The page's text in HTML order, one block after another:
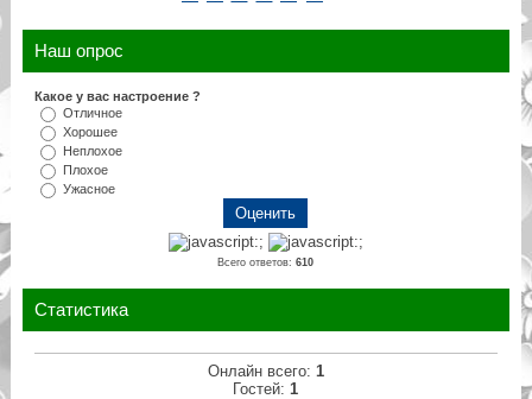
Наш опрос
Какое у вас настроение ?
Отличное
Хорошее
Неплохое
Плохое
Ужасное
Всего ответов:610
Статистика
Онлайн всего: 1
Гостей: 1